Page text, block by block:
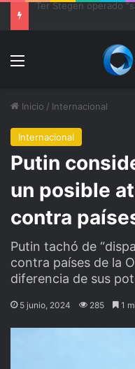
Menu
Inicio / Internacional
Internacional
Putin
un posible
contra
Putin tachó de
contra países de la
diferencia de sus
5 junio, 2024 285 1